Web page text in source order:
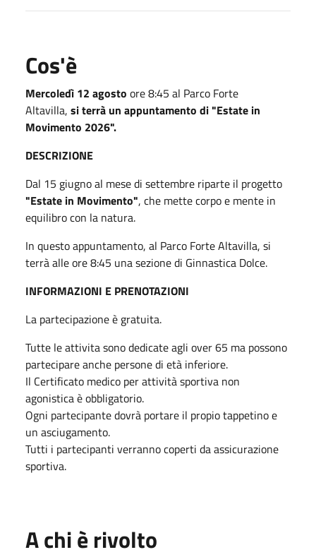
Cos'è
Mercoledì 12 agosto ore 8:45 al Parco Forte
Altavilla, si terrà un appuntamento di "Estate in
Movimento 2026".
DESCRIZIONE
Dal 15 giugno al mese di settembre riparte il progetto
"Estate in Movimento", che mette corpo e mente in
equilibro con la natura.
In questo appuntamento, al Parco Forte Altavilla, si
terrà alle ore 8:45 una sezione di Ginnastica Dolce.
INFORMAZIONI E PRENOTAZIONI
La partecipazione è gratuita.
Tutte le attivita sono dedicate agli over 65 ma possono
partecipare anche persone di età inferiore.
Il Certificato medico per attività sportiva non
agonistica è obbligatorio.
Ogni partecipante dovrà portare il propio tappetino e
un asciugamento.
Tutti i partecipanti verranno coperti da assicurazione
sportiva.
A chi è rivolto